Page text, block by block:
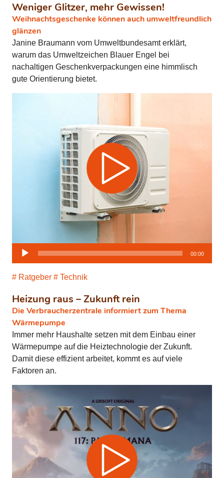
Weniger Glitzer, mehr Gewissen!
Weihnachtsgeschenke können auch umweltfreundlich
glänzen
Janine Braumann vom Umweltbundesamt erklärt,
warum das Umweltzeichen Blauer Engel bei
nachaltigen Geschenkverpackungen eine himmlisch
gute Orientierung bietet.
Heizung raus – Zukunft rein
Die Verbraucherzentrale informiert zum Thema
Wärmepumpe
Ratgeber Technik
Audio-
00:00
Immer mehr Haushalte setzen mit dem Einbau einer
Wärmepumpe auf die Heiztechnologie der Zukunft.
Damit diese effizient arbeitet, kommt es auf viele
Faktoren an.